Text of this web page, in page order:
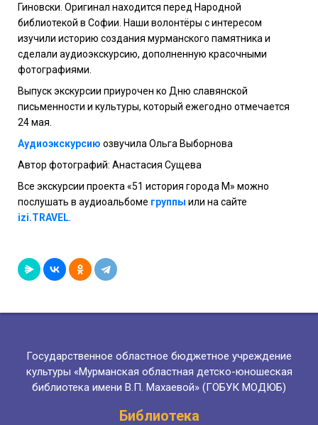
Гиновски. Оригинал находится перед Народной
библиотекой в Софии. Наши волонтёры с интересом
изучили историю создания мурманского памятника и
сделали аудиоэкскурсию, дополненную красочными
фотографиями.
Выпуск экскурсии приурочен ко Дню славянской
письменности и культуры, который ежегодно отмечается
24 мая.
Аудиоэкскурсию озвучила Ольга Выборнова
Автор фотографий: Анастасия Сущева
Все экскурсии проекта «51 история города М» можно
послушать в аудиоальбоме группы или на сайте
izi.TRAVEL
Государственное областное бюджетное учреждение
культуры «Мурманская областная детско-юношеская
библиотека имени В.П. Махаевой» (ГОБУК МОДЮБ)
Библиотека